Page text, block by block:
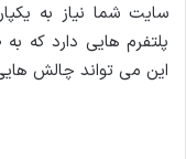
سایت شما نیاز به
پلتفرم هایی دارد که
این می تواند چالش